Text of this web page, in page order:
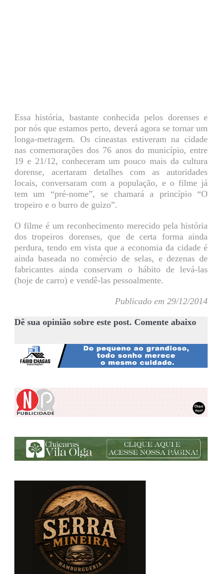
Essa história, bastante conhecida pelos dorenses e
por nós que estamos perto, deverá agora se tornar um
longa-metragem. Os cineastas estiveram na cidade
nas comemorações dos 76 anos do município, entre
19 e 21/12, conheceram um pouco mais da cultura
dorense, acertaram detalhes com as autoridades
locais, conversaram com a população, e o filme já
tem um “pré-nome”, se chamará a princípio “O
tropeiro e o burro de guizo”.
O filme é um reconhecimento merecido pela história
dos tropeiros dorenses, que de certa forma ainda
perdura, tendo em vista que a economia da cidade é
ainda baseada no comércio de selas, e dezenas de
fabricantes ainda conservam o hábito de levá-las
(hoje de carro) e vendê-las pessoalmente.
Publicado em 29/12/2014
Dê sua opinião sobre este post. Comente abaixo